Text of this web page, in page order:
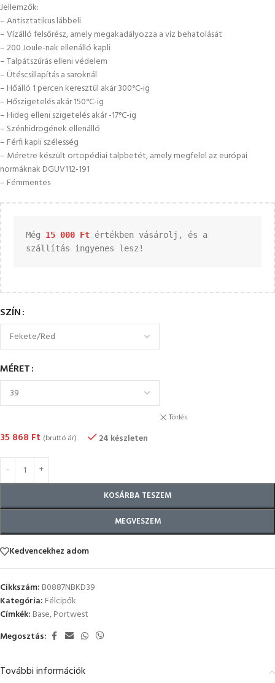
Jellemzők:
– Antisztatikus lábbeli
– Vízálló felsőrész, amely megakadályozza a víz behatolását
– 200 Joule-nak ellenálló kapli
– Talpátszúrás elleni védelem
– Ütéscsillapítás a saroknál
– Hőálló 1 percen keresztül akár 300°C-ig
– Hőszigetelés akár 150°C-ig
– Hideg elleni szigetelés akár -17°C-ig
– Szénhidrogének ellenálló
– Férfi kapli szélesség
– Méretre készült ortopédiai talpbetét, amely megfelel az európai
normáknak DGUV112-191
– Fémmentes
Még 15 000 Ft értékben vásárolj, és a
szállítás ingyenes lesz!
SZÍN
MÉRET
Törlés
35 868 Ft (bruttó ár) 24 készleten
KOSÁRBA TESZEM
MEGVESZEM
Kedvencekhez adom
Cikkszám: B0887NBKD39
Kategória: Félcipők
Címkék: Base,Portwest
Megosztás:
További információk